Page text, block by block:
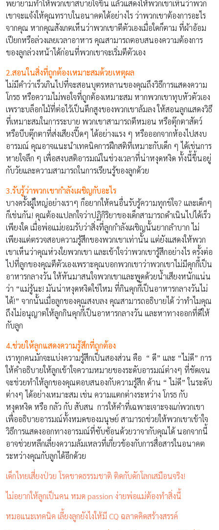
พยายามทำให้พวกเขาสบายใจขึ้น แล้วแสดงให้พวกเขาเห็นว่าพวก
เขาจะแจ้งให้คุณทราบในอนาคตได้อย่างไร ว่าพวกเขาต้องการอะไร
จากคุณ หากคุณสังเกตเห็นว่าพวกเขาตีตัวเองเมื่อใดก็ตาม ที่ผ้าอ้อม
เปียกหรือล่วงเลยเวลาอาหาร คุณสามารถตอบสนองความต้องการ
ของลูกล่วงหน้าได้ก่อนที่พวกเขาจะเริ่มตีตัวเอง
2.สอนในสิ่งที่ถูกต้องเหมาะสมด้วยเหตุผล
ไม่มีคำว่าเร็วเกินไปที่จะสอนบุตรหลานของคุณถึงวิธีการแสดงความ
โกรธ หรือความไม่พอใจที่ถูกต้องเหมาะสม หากพวกเขาทุบหัวตัวเอง
เพราะบล็อกไม้ที่ต่อไว้เป็นตึกสูงของพวกเขาล้มลง ให้สอนลูกแสดงวิธี
ที่เหมาะสมในการระบาย พวกเขาสามารถตีหมอน หรือตุ๊กตาสัตว์
หรือบีบตุ๊กตาที่ส่งเสียงปี๊ดๆ ได้อย่างแรง ๆ หรือออกจากห้องไปสงบ
อารมณ์ คุณอาจแนะนำเทคนิคการฝึกสติที่เหมาะกับเด็ก ๆ ได้เช่นการ
หายใจลึก ๆ เพื่อสงบสติอารมณ์ในช่วงเวลาที่น่าหงุดหงิด ทั้งนี้ขึ้นอยู่
กับวัยและความสามารถในการเรียนรู้ของลูกด้วย
3.รับรู้ว่าพวกเขากำลังเผชิญกับอะไร
บางครั้งผู้ใหญ่อย่างเราๆ ก็อยากให้คนอื่นรับรู้ความทุกข์ใจ? และเด็กๆ
ก็เช่นกัน! คุณต้องแปลกใจว่าปฏิกิริยาของเด็กสามารถดำเนินไปได้เร็ว
เพียงใด เมื่อพ่อแม่ยอมรับว่าสิ่งที่ลูกกำลังเผชิญนั้นยากลำบาก ไม่
เพียงแต่ตรวจสอบความรู้สึกของพวกเขาเท่านั้น แต่ยังแสดงให้พวก
เขาเห็นว่าคุณห่วงใยพวกเขา และเข้าใจว่าพวกเขารู้สึกอย่างไร ครั้งต่อ
ไปที่ลูกของคุณตีตัวเองเพราะคุณบอกพวกเขาว่าพวกเขาไม่มีคุกกี้เป็น
อาหารกลางวัน ให้หันมาสนใจพวกเขาและพูดด้วยน้ำเสียงหนักแน่น
ว่า “แม่รู้นะ! มันน่าหงุดหงิดใช่ไหม ที่กินคุกกี้เป็นอาหารกลางวันไม่
ได้!” จากนั้นเมื่อลูกของคุณสงบลง คุณสามารถอธิบายได้ ว่าทำไมคุณ
ถึงไม่อนุญาตให้ลูกกินคุกกี้เป็นอาหารกลางวัน และหาทางออกที่ดีให้
กับลูก
4.ช่วยให้ลูกแสดงความรู้สึกที่ถูกต้อง
เราทุกคนมักจะแบ่งความรู้สึกเป็นสองส่วน คือ “ ดี” และ “ไม่ดี” การ
ให้คำอธิบายให้ลูกเข้าใจความหมายของระดับอารมณ์ต่างๆ ที่ชัดเจน
จะช่วยทำให้ลูกของคุณตอบสนองกับความรู้สึก ด้าน “ ไม่ดี” ในระดับ
ต่างๆ ได้อย่างเหมาะสม เช่น ความแตกต่างระหว่าง โกรธ กับ
หงุดหงิด หรือ กลัว กับ สับสน การให้คำที่เฉพาะเจาะจงแก่พวกเขา
เพื่ออธิบายอารมณ์ทั้งหมดของมนุษย์ สามารถช่วยให้พวกเขาเข้าใจ
วิธีการแสดงออกทางอารมณ์ที่ซับซ้อนด้วยวาจากับคุณได้ นอกจากนี้
อาจช่วยหลีกเลี่ยงความล้มเหลวที่เกี่ยวข้องกับการสื่อสารในอนาคต
ระหว่างคุณกับลูกได้อีกด้วย
เด็กไทยเสี่ยงป่วย โรคขาดธรรมชาติ ติดกับดักโลกเสมือนจริง!
ไม่อยากให้ลูกเป็นคน หมด passion ง่ายพ่อแม่ต้องทำสิ่งนี้
หมอแนะเทคนิค เลี้ยงลูกยังไงให้มี CQ ฉลาดคิดสร้างสรรค์